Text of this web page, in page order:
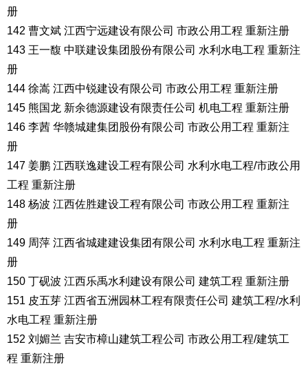
册
142 曹文斌 江西宁远建设有限公司 市政公用工程 重新注册
143 王一馥 中联建设集团股份有限公司 水利水电工程 重新注
册
144 徐嵩 江西中锐建设有限公司 市政公用工程 重新注册
145 熊国龙 新余德源建设有限责任公司 机电工程 重新注册
146 李茜 华赣城建集团股份有限公司 市政公用工程 重新注
册
147 姜鹏 江西联逸建设工程有限公司 水利水电工程/市政公用
工程 重新注册
148 杨波 江西佐胜建设工程有限公司 市政公用工程 重新注
册
149 周萍 江西省城建建设集团有限公司 水利水电工程 重新注
册
150 丁砚波 江西乐禹水利建设有限公司 建筑工程 重新注册
151 皮五芽 江西省五洲园林工程有限责任公司 建筑工程/水利
水电工程 重新注册
152 刘媚兰 吉安市樟山建筑工程公司 市政公用工程/建筑工
程 重新注册